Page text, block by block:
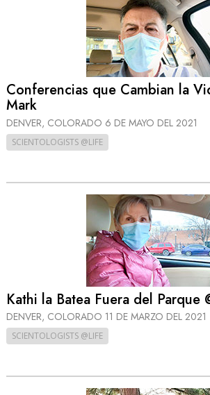
Conferencias que Cambian la
Mark
DENVER, COLORADO 6 DE MAYO DEL 2021
SCIENTOLOGISTS @LIFE
Kathi la Batea Fuera del Parque
DENVER, COLORADO 11 DE MARZO DEL 2021
SCIENTOLOGISTS @LIFE